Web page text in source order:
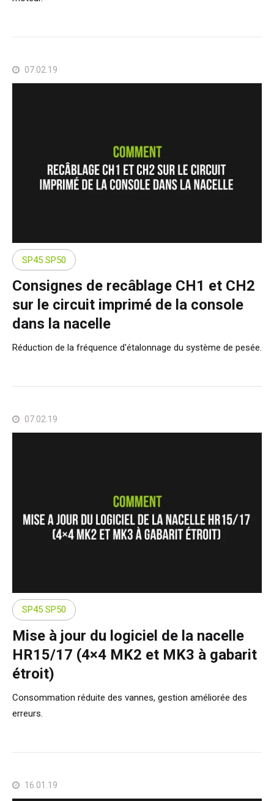
07.02.19
SP45 SP50
Consignes de recâblage CH1 et CH2
sur le circuit imprimé de la console
dans la nacelle
Réduction de la fréquence d'étalonnage du système de pesée.
07.02.19
SP45 SP50
Mise à jour du logiciel de la nacelle
HR15/17 (4×4 MK2 et MK3 à gabarit
étroit)
Consommation réduite des vannes, gestion améliorée des
erreurs.
16.01.19